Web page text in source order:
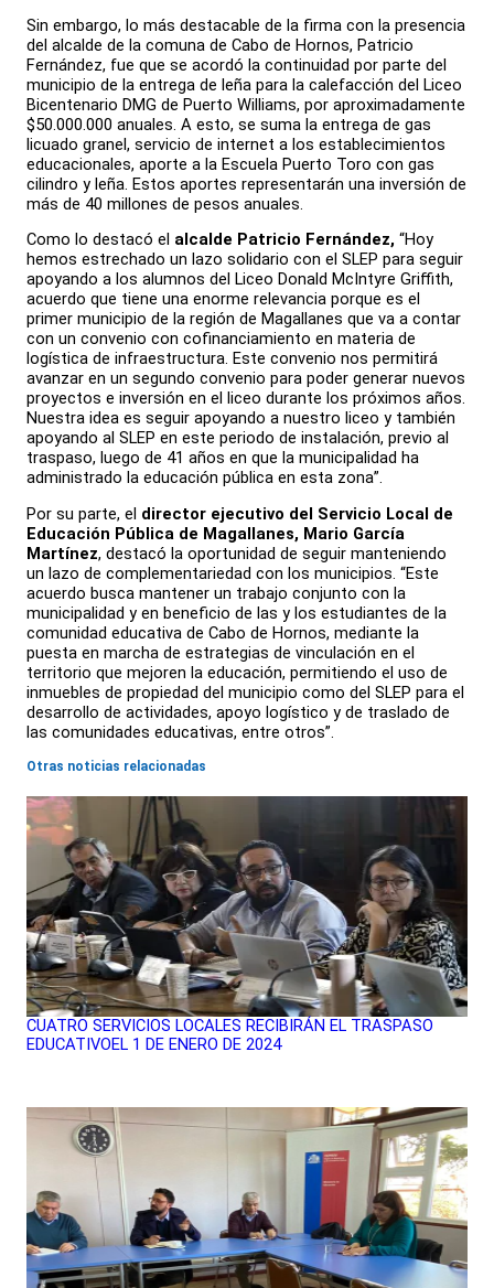
Sin embargo, lo más destacable de la firma con la presencia
del alcalde de la comuna de Cabo de Hornos, Patricio
Fernández, fue que se acordó la continuidad por parte del
municipio de la entrega de leña para la calefacción del Liceo
Bicentenario DMG de Puerto Williams, por aproximadamente
$50.000.000 anuales. A esto, se suma la entrega de gas
licuado granel, servicio de internet a los establecimientos
educacionales, aporte a la Escuela Puerto Toro con gas
cilindro y leña. Estos aportes representarán una inversión de
más de 40 millones de pesos anuales.
Como lo destacó el alcalde Patricio Fernández, “Hoy
hemos estrechado un lazo solidario con el SLEP para seguir
apoyando a los alumnos del Liceo Donald McIntyre Griffith,
acuerdo que tiene una enorme relevancia porque es el
primer municipio de la región de Magallanes que va a contar
con un convenio con cofinanciamiento en materia de
logística de infraestructura. Este convenio nos permitirá
avanzar en un segundo convenio para poder generar nuevos
proyectos e inversión en el liceo durante los próximos años.
Nuestra idea es seguir apoyando a nuestro liceo y también
apoyando al SLEP en este periodo de instalación, previo al
traspaso, luego de 41 años en que la municipalidad ha
administrado la educación pública en esta zona”.
Por su parte, el director ejecutivo del Servicio Local de
Educación Pública de Magallanes, Mario García
Martínez, destacó la oportunidad de seguir manteniendo
un lazo de complementariedad con los municipios. “Este
acuerdo busca mantener un trabajo conjunto con la
municipalidad y en beneficio de las y los estudiantes de la
comunidad educativa de Cabo de Hornos, mediante la
puesta en marcha de estrategias de vinculación en el
territorio que mejoren la educación, permitiendo el uso de
inmuebles de propiedad del municipio como del SLEP para el
desarrollo de actividades, apoyo logístico y de traslado de
las comunidades educativas, entre otros”.
Otras noticias relacionadas
CUATRO SERVICIOS LOCALES RECIBIRÁN EL TRASPASO
EDUCATIVOEL 1 DE ENERO DE 2024